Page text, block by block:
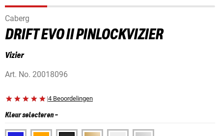
Caberg
DRIFT EVO II PINLOCKVIZIER
Vizier
Art. No. 20018096
|4 Beoordelingen
Kleur selecteren-